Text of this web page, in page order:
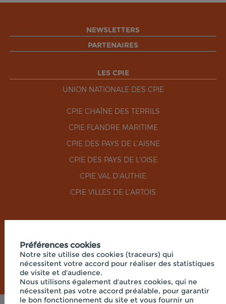
NEWSLETTERS
PARTENAIRES
LES CPIE
UNION NATIONALE DES CPIE
CPIE CHAÎNE DES TERRILS
CPIE FLANDRE MARITIME
CPIE DES PAYS DE L'AISNE
CPIE DES PAYS DE L'OISE
CPIE VAL D'AUTHIE
CPIE VILLES DE L'ARTOIS
Préférences cookies
Notre site utilise des cookies (traceurs) qui
nécessitent votre accord pour réaliser des statistiques
de visite et d'audience.
Nous utilisons également d'autres cookies, qui ne
nécessitent pas votre accord préalable, pour garantir
le bon fonctionnement du site et vous fournir un